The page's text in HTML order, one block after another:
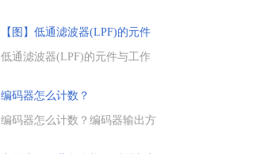
转向的继电器，它的主要作用是
以旋转速度的快慢为指令信号，
与接触器配合实现对电动机的反
【图】低通滤波器(LPF)的元件
与
低通滤波器(LPF)的元件与工作
阻和电容元件构成，一般称为无
源低通滤波器，一阶低通有源滤
波器的电路图与工作原理，不了
编码器怎么计数？
编码器怎么计数？编码器输出方